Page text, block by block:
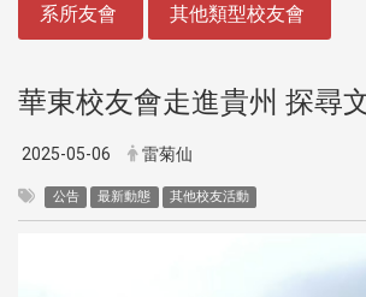
系所友會 其他類型校友會
華東校友會走進貴州 探尋
2025-05-06 雷菊仙
公告 最新動態 其他校友活動